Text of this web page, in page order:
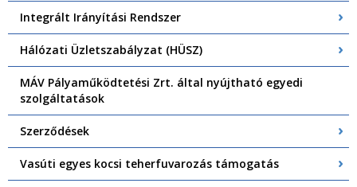
Integrált Irányítási Rendszer
Hálózati Üzletszabályzat (HÜSZ)
MÁV Pályaműködtetési Zrt. által nyújtható egyedi
szolgáltatások
Szerződések
Vasúti egyes kocsi teherfuvarozás támogatás